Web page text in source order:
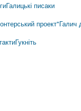
Галицькі писаки
проект"Галич
Гукніть